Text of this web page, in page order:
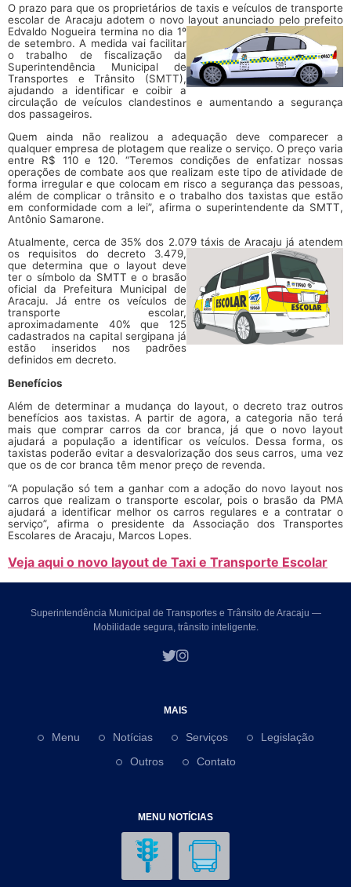
O prazo para que os proprietários de taxis e veículos de transporte
escolar de Aracaju adotem o novo layoutanunciado pelo prefeito
Edvaldo Nogueira termina no dia 1º
de setembro. A medida vai facilitar
o trabalho de fiscalização da
Superintendência Municipal de
Transportes e Trânsito (SMTT),
ajudando a identificar e coibir a
circulação de veículos clandestinos e aumentando a segurança
dos passageiros.
Quem ainda não realizou a adequação deve comparecer a
qualquer empresa de plotagem que realize o serviço. O preço varia
entre R$ 110 e 120. “Teremos condições de enfatizar nossas
operações de combate aos que realizam este tipo de atividade de
forma irregular e que colocam em risco a segurança das pessoas,
além de complicar o trânsito e o trabalho dos taxistas que estão
em conformidade com a lei”, afirma o superintendente da SMTT,
Antônio Samarone.
Atualmente, cerca de 35% dos 2.079 táxis de Aracaju já atendem
os requisitos do decreto 3.479,
que determina que o layout deve
ter o símbolo da SMTT e o brasão
oficial da Prefeitura Municipal de
Aracaju. Já entre os veículos de
transporte escolar,
aproximadamente 40% que 125
cadastrados na capital sergipana já
estão inseridos nos padrões
definidos em decreto.
Benefícios
Além de determinar a mudança do layout, o decreto traz outros
benefícios aos taxistas. A partir de agora, a categoria não terá
mais que comprar carros da cor branca, já que o novo layout
ajudará a população a identificar os veículos. Dessa forma, os
taxistas poderão evitar a desvalorização dos seus carros, uma vez
que os de cor branca têm menor preço de revenda.
“A população só tem a ganhar com a adoção do novo layout nos
carros que realizam o transporte escolar, pois o brasão da PMA
ajudará a identificar melhor os carros regulares e a contratar o
serviço”, afirma o presidente da Associação dos Transportes
Escolares de Aracaju, Marcos Lopes.
Veja aqui o novo layout de Taxi e Transporte Escolar
Superintendência Municipal de Transportes e Trânsito de Aracaju —
Mobilidade segura, trânsito inteligente.
MAIS
Menu Notícias Serviços
Legislação
Outros
Contato
MENU NOTÍCIAS